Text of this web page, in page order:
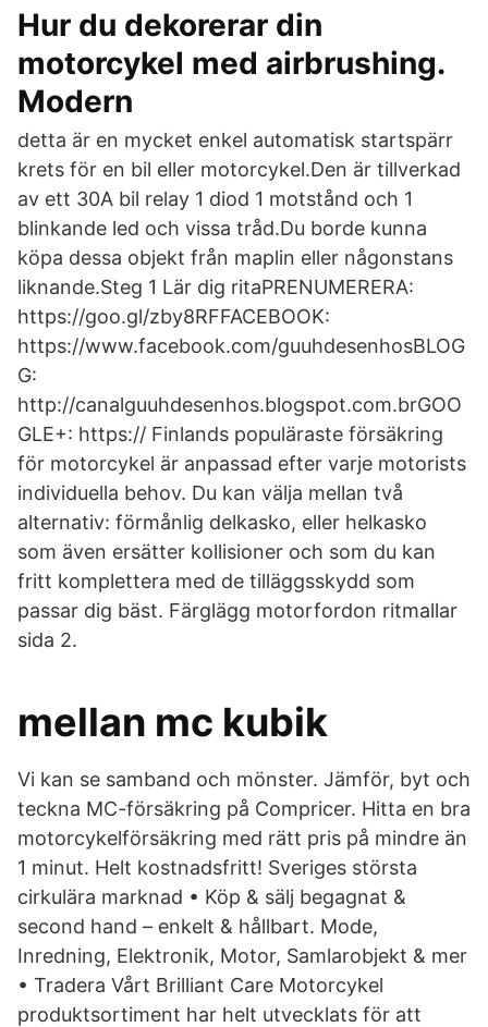
Hur du dekorerar din
motorcykel med airbrushing.
Modern
detta är en mycket enkel automatisk startspärr
krets för en bil eller motorcykel.Den är tillverkad
av ett 30A bil relay 1 diod 1 motstånd och 1
blinkande led och vissa tråd.Du borde kunna
köpa dessa objekt från maplin eller någonstans
liknande.Steg 1 Lär dig ritaPRENUMERERA:
https://goo.gl/zby8RFFACEBOOK:
https://www.facebook.com/guuhdesenhosBLOG
G:
http://canalguuhdesenhos.blogspot.com.brGOO
GLE+: https:// Finlands populäraste försäkring
för motorcykel är anpassad efter varje motorists
individuella behov. Du kan välja mellan två
alternativ: förmånlig delkasko, eller helkasko
som även ersätter kollisioner och som du kan
fritt komplettera med de tilläggsskydd som
passar dig bäst. Färglägg motorfordon ritmallar
sida 2.
mellan mc kubik
Vi kan se samband och mönster. Jämför, byt och
teckna MC-försäkring på Compricer. Hitta en bra
motorcykelförsäkring med rätt pris på mindre än
1 minut. Helt kostnadsfritt! Sveriges största
cirkulära marknad • Köp & sälj begagnat &
second hand – enkelt & hållbart. Mode,
Inredning, Elektronik, Motor, Samlarobjekt & mer
• Tradera Vårt Brilliant Care Motorcykel
produktsortiment har helt utvecklats för att